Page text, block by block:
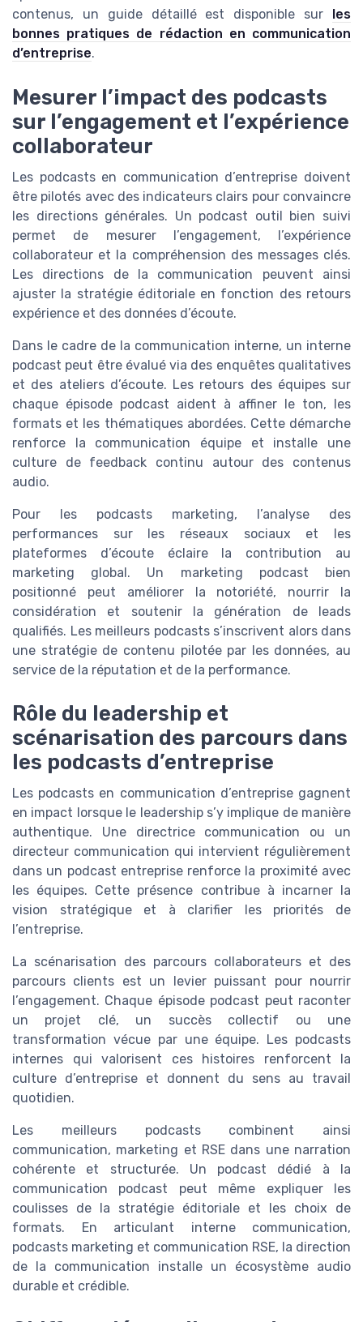
contenus, un guide détaillé est disponible sur
les
bonnes pratiques de rédaction en communication
d’entreprise.
Mesurer l’impact des podcasts
sur l’engagement et l’expérience
collaborateur
Les podcasts en communication d’entreprise doivent
être pilotés avec des indicateurs clairs pour convaincre
les directions générales. Un podcast outil bien suivi
permet de mesurer l’engagement, l’expérience
collaborateur et la compréhension des messages clés.
Les directions de la communication peuvent ainsi
ajuster la stratégie éditoriale en fonction des retours
expérience et des données d’écoute.
Dans le cadre de la communication interne, un interne
podcast peut être évalué via des enquêtes qualitatives
et des ateliers d’écoute. Les retours des équipes sur
chaque épisode podcast aident à affiner le ton, les
formats et les thématiques abordées. Cette démarche
renforce la communication équipe et installe une
culture de feedback continu autour des contenus
audio.
Pour les podcasts marketing, l’analyse des
performances sur les réseaux sociaux et les
plateformes d’écoute éclaire la contribution au
marketing global. Un marketing podcast bien
positionné peut améliorer la notoriété, nourrir la
considération et soutenir la génération de leads
qualifiés. Les meilleurs podcasts s’inscrivent alors dans
une stratégie de contenu pilotée par les données, au
service de la réputation et de la performance.
Rôle du leadership et
scénarisation des parcours dans
les podcasts d’entreprise
Les podcasts en communication d’entreprise gagnent
en impact lorsque le leadership s’y implique de manière
authentique. Une directrice communication ou un
directeur communication qui intervient régulièrement
dans un podcast entreprise renforce la proximité avec
les équipes. Cette présence contribue à incarner la
vision stratégique et à clarifier les priorités de
l’entreprise.
La scénarisation des parcours collaborateurs et des
parcours clients est un levier puissant pour nourrir
l’engagement. Chaque épisode podcast peut raconter
un projet clé, un succès collectif ou une
transformation vécue par une équipe. Les podcasts
internes qui valorisent ces histoires renforcent la
culture d’entreprise et donnent du sens au travail
quotidien.
Les meilleurs podcasts combinent ainsi
communication, marketing et RSE dans une narration
cohérente et structurée. Un podcast dédié à la
communication podcast peut même expliquer les
coulisses de la stratégie éditoriale et les choix de
formats. En articulant interne communication,
podcasts marketing et communication RSE, la direction
de la communication installe un écosystème audio
durable et crédible.